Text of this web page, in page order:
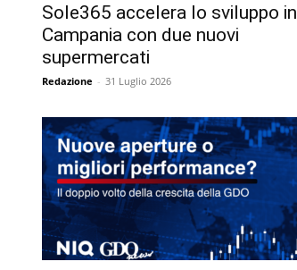
Sole365 accelera lo sviluppo in
Campania con due nuovi
supermercati
Redazione - 31 Luglio 2026